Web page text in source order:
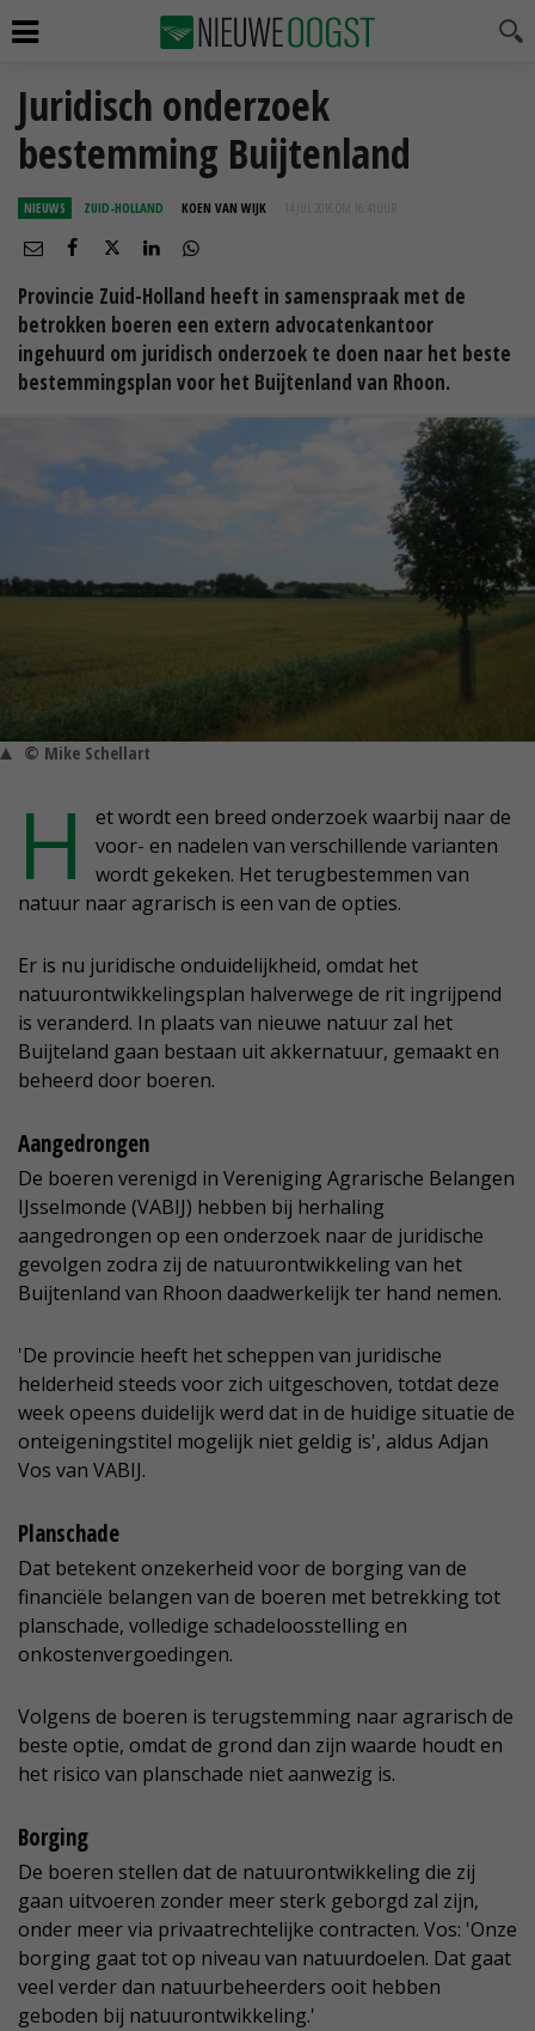
Juridisch onderzoek
bestemming Buijtenland
NIEUWS ZUID-HOLLAND KOEN VAN WIJK 14 JUL 2016 OM 16:41
Provincie Zuid-Holland heeft in samenspraak met de
betrokken boeren een extern advocatenkantoor
ingehuurd om juridisch onderzoek te doen naar het beste
bestemmingsplan voor het Buijtenland van Rhoon.
© Mike Schellart
H
et wordt een breed onderzoek waarbij naar de
voor- en nadelen van verschillende varianten
wordt gekeken. Het terugbestemmen van
natuur naar agrarisch is een van de opties.
Er is nu juridische onduidelijkheid, omdat het
natuurontwikkelingsplan halverwege de rit ingrijpend
is veranderd. In plaats van nieuwe natuur zal het
Buijteland gaan bestaan uit akkernatuur, gemaakt en
beheerd door boeren.
Aangedrongen
De boeren verenigd in Vereniging Agrarische Belangen
IJsselmonde (VABIJ) hebben bij herhaling
aangedrongen op een onderzoek naar de juridische
gevolgen zodra zij de natuurontwikkeling van het
Buijtenland van Rhoon daadwerkelijk ter hand nemen.
'De provincie heeft het scheppen van juridische
helderheid steeds voor zich uitgeschoven, totdat deze
week opeens duidelijk werd dat in de huidige situatie de
onteigeningstitel mogelijk niet geldig is', aldus Adjan
Vos van VABIJ.
Planschade
Dat betekent onzekerheid voor de borging van de
financiële belangen van de boeren met betrekking tot
planschade, volledige schadeloosstelling en
onkostenvergoedingen.
Volgens de boeren is terugstemming naar agrarisch de
beste optie, omdat de grond dan zijn waarde houdt en
het risico van planschade niet aanwezig is.
Borging
De boeren stellen dat de natuurontwikkeling die zij
gaan uitvoeren zonder meer sterk geborgd zal zijn,
onder meer via privaatrechtelijke contracten. Vos: 'Onze
borging gaat tot op niveau van natuurdoelen. Dat gaat
veel verder dan natuurbeheerders ooit hebben
geboden bij natuurontwikkeling.'